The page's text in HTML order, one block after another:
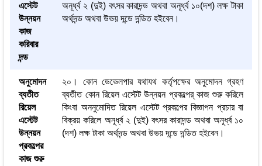
এস্টেট
উন্নয়ন
কাজ
করিবার
দন্ড
অনূর্ধ্ব ২ (দুই) বৎসর কারাদন্ড অথবা অনূর্ধ্ব ১০(দশ) লক্ষ টাকা
অর্থদন্ড অথবা উভয় দন্ডে দন্ডিত হইবেন।
অনুমোদন
ব্যতীত
রিয়েল
এস্টেট
উন্নয়ন
প্রকল্পের
কাজ শুরু
২০। কোন ডেভেলপার যথাযথ কর্তৃপক্ষের অনুমোদন গ্রহণ
ব্যতীত কোন রিয়েল এস্টেট উন্নয়ন প্রকল্পের্‌ কাজ শুরু করিলে
কিংবা অননুমোদিত রিয়েল এস্টেট প্রকল্পের বিজ্ঞাপন প্রচার বা
বিক্রয় করিলে অনূর্ধ্ব ২ (দুই) বৎসর কারাদন্ড অথবা অনূর্ধ্ব ১০
(দশ) লক্ষ টাকা অর্থদন্ড অথবা উভয় দন্ডে দন্ডিত হইবেন।